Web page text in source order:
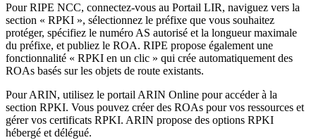
Pour RIPE NCC, connectez-vous au Portail LIR, naviguez vers la
section « RPKI », sélectionnez le préfixe que vous souhaitez
protéger, spécifiez le numéro AS autorisé et la longueur maximale
du préfixe, et publiez le ROA. RIPE propose également une
fonctionnalité « RPKI en un clic » qui crée automatiquement des
ROAs basés sur les objets de route existants.
Pour ARIN, utilisez le portail ARIN Online pour accéder à la
section RPKI. Vous pouvez créer des ROAs pour vos ressources et
gérer vos certificats RPKI. ARIN propose des options RPKI
hébergé et délégué.